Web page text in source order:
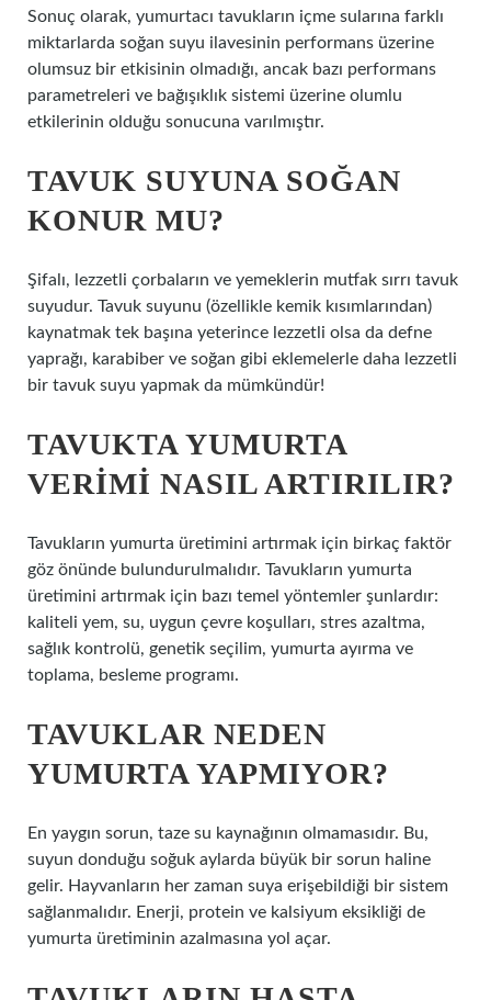
Sonuç olarak, yumurtacı tavukların içme sularına farklı
miktarlarda soğan suyu ilavesinin performans üzerine
olumsuz bir etkisinin olmadığı, ancak bazı performans
parametreleri ve bağışıklık sistemi üzerine olumlu
etkilerinin olduğu sonucuna varılmıştır.
TAVUK SUYUNA SOĞAN
KONUR MU?
Şifalı, lezzetli çorbaların ve yemeklerin mutfak sırrı tavuk
suyudur. Tavuk suyunu (özellikle kemik kısımlarından)
kaynatmak tek başına yeterince lezzetli olsa da defne
yaprağı, karabiber ve soğan gibi eklemelerle daha lezzetli
bir tavuk suyu yapmak da mümkündür!
TAVUKTA YUMURTA
VERIMI NASIL ARTIRILIR?
Tavukların yumurta üretimini artırmak için birkaç faktör
göz önünde bulundurulmalıdır. Tavukların yumurta
üretimini artırmak için bazı temel yöntemler şunlardır:
kaliteli yem, su, uygun çevre koşulları, stres azaltma,
sağlık kontrolü, genetik seçilim, yumurta ayırma ve
toplama, besleme programı.
TAVUKLAR NEDEN
YUMURTA YAPMIYOR?
En yaygın sorun, taze su kaynağının olmamasıdır. Bu,
suyun donduğu soğuk aylarda büyük bir sorun haline
gelir. Hayvanların her zaman suya erişebildiği bir sistem
sağlanmalıdır. Enerji, protein ve kalsiyum eksikliği de
yumurta üretiminin azalmasına yol açar.